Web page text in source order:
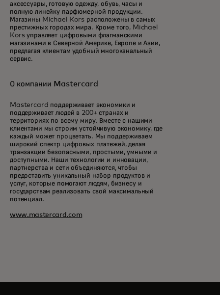
аксессуары, готовую одежду, обувь, часы и
полную линейку парфюмерной продукции.
Магазины Michael Kors расположены в самых
престижных городах мира. Кроме того, Michael
Kors управляет цифровыми флагманскими
магазинами в Северной Америке, Европе и Азии,
предлагая клиентам удобный многоканальный
сервис.
О компании Mastercard
Mastercard поддерживает экономики и
поддерживает людей в 200+ странах и
территориях по всему миру. Вместе с нашими
клиентами мы строим устойчивую экономику, где
каждый может процветать. Мы поддерживаем
широкий спектр цифровых платежей, делая
транзакции безопасными, простыми, умными и
доступными. Наши технологии и инновации,
партнерства и сети объединяются, чтобы
предоставить уникальный набор продуктов и
услуг, которые помогают людям, бизнесу и
государствам реализовать свой максимальный
потенциал.
www.mastercard.com